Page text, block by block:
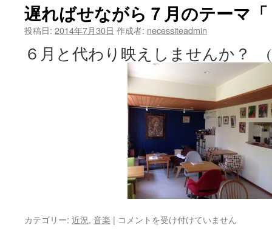
み
(1)
マ
ト・
ソ
ス
は
遅ればせながら７月のテーマ
投稿日: 2014年7月30日 作成者: necessiteadmin
６月と代わり映えしませんか？
カテゴリー: 近況, 音楽 | 遅
コメントを受け付けていません